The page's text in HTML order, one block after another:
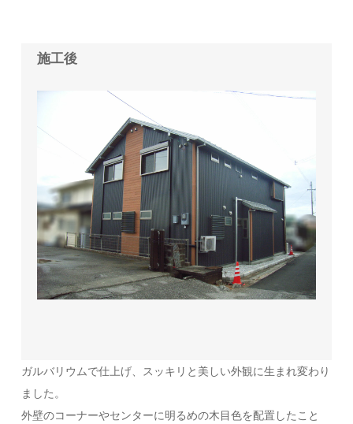
施工後
ガルバリウムで仕上げ、スッキリと美しい外観に生まれ変わり
ました。
外壁のコーナーやセンターに明るめの木目色を配置したこと